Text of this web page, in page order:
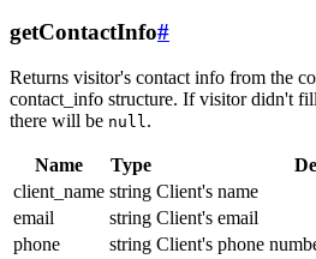
getContactInfo#
Returns visitor's contact info from the
contact_info structure. If visitor didn't
there will be null.
Name Type
client_name string Client's name
email
string Client's email
phone
string Client's phone